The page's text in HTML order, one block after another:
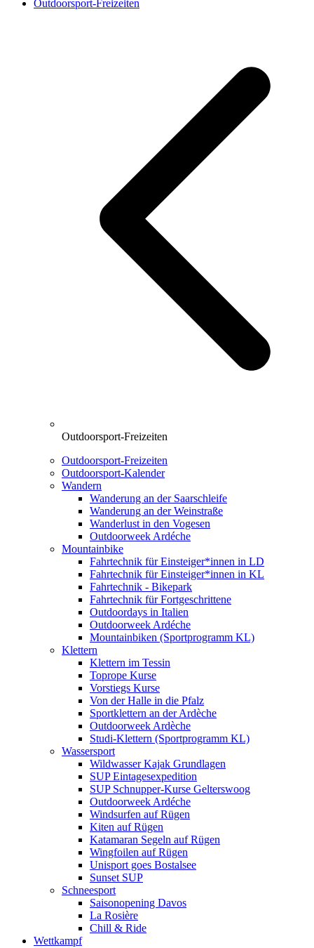
Outdoorsport-Freizeiten
Outdoorsport-Freizeiten
Outdoorsport-Freizeiten
Outdoorsport-Kalender
Wandern
Wanderung an der Saarschleife
Wanderung an der Weinstraße
Wanderlust in den Vogesen
Outdoorweek Ardéche
Mountainbike
Fahrtechnik für Einsteiger*innen in LD
Fahrtechnik für Einsteiger*innen in KL
Fahrtechnik - Bikepark
Fahrtechnik für Fortgeschrittene
Outdoordays in Italien
Outdoorweek Ardéche
Mountainbiken (Sportprogramm KL)
Klettern
Klettern im Tessin
Toprope Kurse
Vorstiegs Kurse
Von der Halle in die Pfalz
Sportklettern an der Ardèche
Outdoorweek Ardèche
Studi-Klettern (Sportprogramm KL)
Wassersport
Wildwasser Kajak Grundlagen
SUP Eintagesexpedition
SUP Schnupper-Kurse Gelterswoog
Outdoorweek Ardéche
Windsurfen auf Rügen
Kiten auf Rügen
Katamaran Segeln auf Rügen
Wingfoilen auf Rügen
Unisport goes Bostalsee
Sunset SUP
Schneesport
Saisonopening Davos
La Rosière
Chill & Ride
Wettkampf